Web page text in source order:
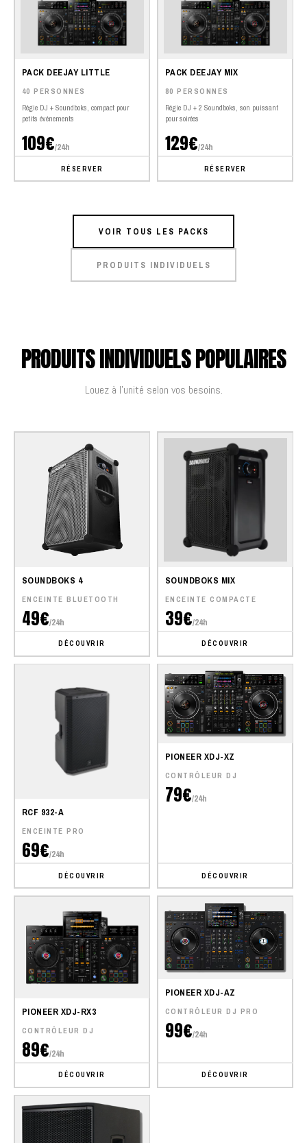
PACK DEEJAY LITTLE
40 PERSONNES
Régie DJ + Soundboks, compact pour
petits événements
109€/24h
RÉSERVER
PACK DEEJAY MIX
80 PERSONNES
Régie DJ + 2 Soundboks, son puissant
pour soirées
129€/24h
RÉSERVER
VOIR TOUS LES PACKS
PRODUITS INDIVIDUELS
PRODUITS INDIVIDUELS POPULAIRES
Louez à l'unité selon vos besoins.
SOUNDBOKS 4
ENCEINTE BLUETOOTH
49€/24h
DÉCOUVRIR
SOUNDBOKS MIX
ENCEINTE COMPACTE
39€/24h
DÉCOUVRIR
RCF 932-A
ENCEINTE PRO
69€/24h
DÉCOUVRIR
PIONEER XDJ-XZ
CONTRÔLEUR DJ
79€/24h
DÉCOUVRIR
PIONEER XDJ-RX3
CONTRÔLEUR DJ
89€/24h
DÉCOUVRIR
PIONEER XDJ-AZ
CONTRÔLEUR DJ PRO
99€/24h
DÉCOUVRIR